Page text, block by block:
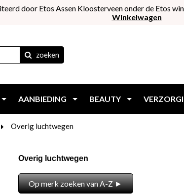
door Etos Assen Kloosterveen onder de Etos
Winkelwagen
zoeken
AANBIEDING BEAUTY
Overig luchtwegen
Overig luchtwegen
Op merk zoeken van A-Z ►